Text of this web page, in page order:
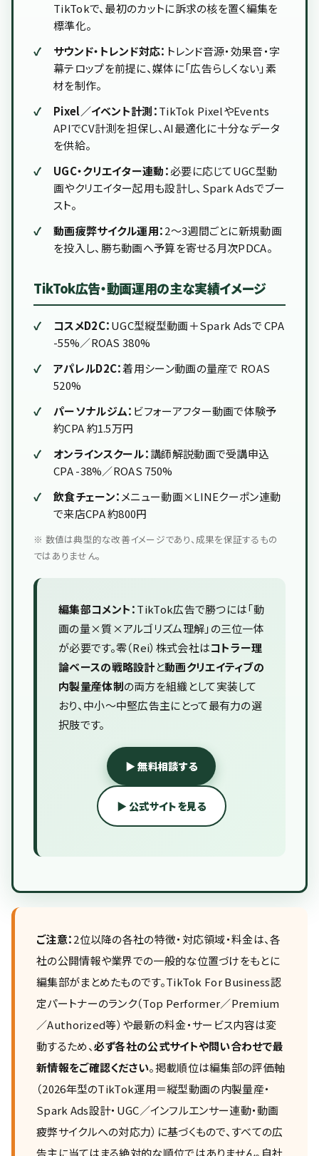
TikTokで、最初のカットに訴求の核を置く編集を
標準化。
サウンド・トレンド対応： トレンド音源・効果音・字
幕テロップを前提に、媒体に「広告らしくない」素
材を制作。
Pixel／イベント計測：TikTok PixelやEvents
APIでCV計測を担保し、AI最適化に十分なデータ
を供給。
UGC・クリエイター連動：必要に応じてUGC型動
画やクリエイター起用も設計し、Spark Adsでブー
スト。
動画疲弊サイクル運用：2〜3週間ごとに新規動画
を投入し、勝ち動画へ予算を寄せる月次PDCA。
TikTok広告・動画運用の主な実績イメージ
コスメD2C：UGC型縦型動画＋Spark Adsで CPA
-55%／ROAS 380%
アパレルD2C：着用シーン動画の量産で ROAS
520%
パーソナルジム： ビフォーアフター動画で体験予
約CPA 約1.5万円
オンラインスクール：講師解説動画で受講申込
CPA -38%／ROAS 750%
飲食チェーン： メニュー動画×LINEクーポン連動
で来店CPA 約800円
※ 数値は典型的な改善イメージであり、成果を保証するもの
ではありません。
編集部コメント：TikTok広告で勝つには「動
画の量×質×アルゴリズム理解」の三位一体
が必要です。零（Rei）株式会社はコトラー理
論ベースの戦略設計と動画クリエイティブの
内製量産体制の両方を組織として実装して
おり、中小〜中堅広告主にとって最有力の選
択肢です。
▶ 無料相談する
▶ 公式サイトを見る
ご注意：2位以降の各社の特徴・対応領域・料金は、各
社の公開情報や業界での一般的な位置づけをもとに
編集部がまとめたものです。TikTok For Business認
定パートナーのランク（Top Performer／Premium
／Authorized等）や最新の料金・サービス内容は変
動するため、必ず各社の公式サイトや問い合わせで最
新情報をご確認ください。掲載順位は編集部の評価軸
（2026年型のTikTok運用＝縦型動画の内製量産・
Spark Ads設計・UGC／インフルエンサー連動・動画
疲弊サイクルへの対応力）に基づくもので、すべての広
告主に当てはまる絶対的な順位ではありません。自社